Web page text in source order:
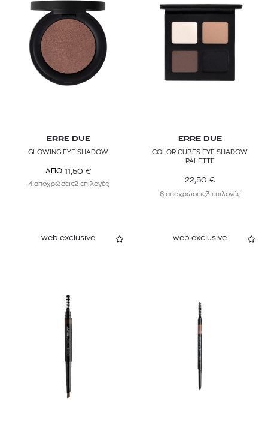
ERRE DUE
GLOWING EYE SHADOW
ΑΠΟ 11,50 €
4 αποχρώσεις2 επιλογές
ERRE DUE
COLOR CUBES EYE SHADOW
PALETTE
22,50 €
6 αποχρώσεις3 επιλογές
web exclusive web exclusive